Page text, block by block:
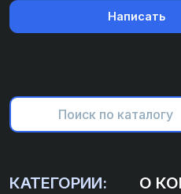
Написать
КАТЕГОРИИ: О